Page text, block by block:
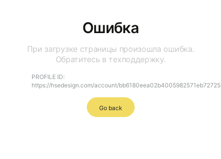
Ошибка
При загрузке страницы произошла ошибка.
Обратитесь в техподдержку.
PROFILE ID:
https://hsedesign.com/account/
Go back